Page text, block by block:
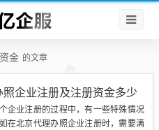
金 的文章
企业注册及注册资金多少
企业注册的过程中，有一些特殊情况
在北京代理办照企业注册时，需要满